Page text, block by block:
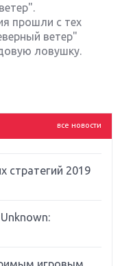
прошли с тех
ветер"
ловушку.
все новости
Microsoft и
South Park и
стратегий 2019